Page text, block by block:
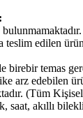
teslim edilen
birebir temas
arz edebilen
(Tüm
saat, akıllı